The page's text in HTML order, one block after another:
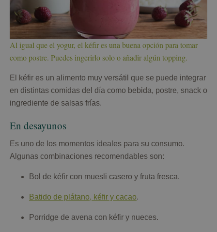
Al igual que el yogur, el kéfir es una buena opción para tomar
como postre. Puedes ingerirlo solo o añadir algún topping.
El kéfir es un alimento muy versátil que se puede integrar
en distintas comidas del día como bebida, postre, snack o
ingrediente de salsas frías.
En desayunos
Es uno de los momentos ideales para su consumo.
Algunas combinaciones recomendables son:
Bol de kéfir con muesli casero y fruta fresca.
Batido de plátano, kéfir y cacao.
Porridge de avena con kéfir y nueces.